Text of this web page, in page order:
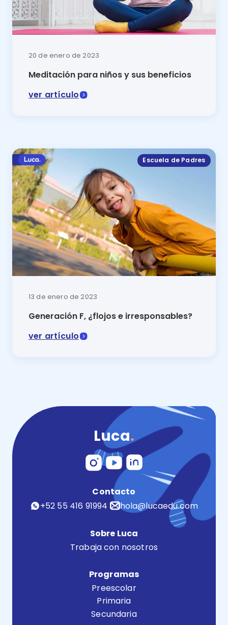
20 de enero de 2023
Meditación para niños y sus beneficios
ver artículo
Escuela de Padres
13 de enero de 2023
Generación F, ¿flojos e irresponsables?
ver artículo
Luca.
Contacto
+52 55 416 91994
hola@lucaedu.com
Sobre Luca
Trabaja con nosotros
Programas
Preescolar
Primaria
Secundaria